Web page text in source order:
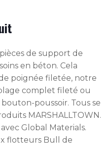
de support de
en béton. Cela
poignée filetée, notre
complet fileté ou
poussoir. Tous se
MARSHALLTOWN.
Global Materials.
flotteurs Bull de